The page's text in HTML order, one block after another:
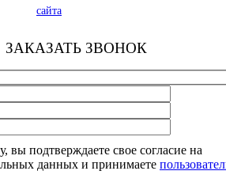
сайта
ЗАКАЗАТЬ ЗВОНОК
вы подтверждаете свое согласие на
данных и принимаете